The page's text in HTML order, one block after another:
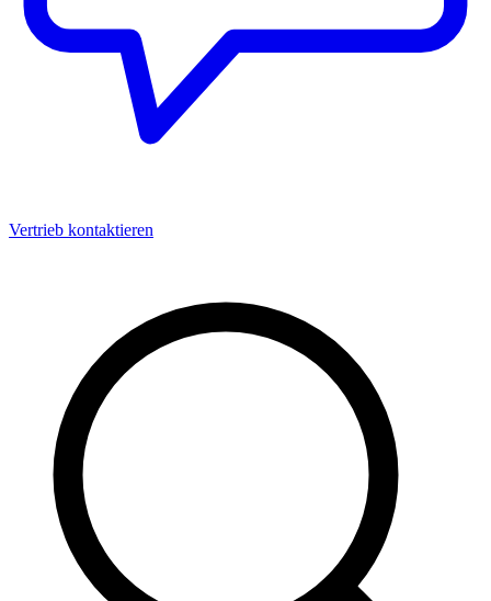
Vertrieb kontaktieren